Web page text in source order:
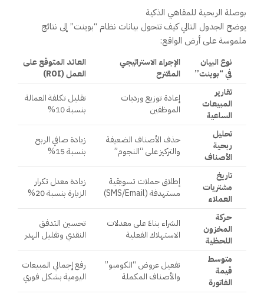
بوصلة الربحية للمقاهي الذكية
يوضح الجدول التالي كيف تتحول بيانات نظام “بوينت” إلى نتائج
ملموسة على أرض الواقع:
نوع البيان
في “بوينت”
الإجراء الاستراتيجي
المقترح
العائد المتوقع على
العمل (ROI)
تقارير
المبيعات
الساعية
إعادة توزيع ورديات
الموظفين
تقليل تكلفة العمالة
بنسبة 10%
تحليل
ربحية
الأصناف
حذف الأصناف الضعيفة
والتركيز على “النجوم”
زيادة صافي الربح
بنسبة 15%
تاريخ
مشتريات
العملاء
إطلاق حملات تسويقية
مستهدفة (SMS/Email)
زيادة معدل تكرار
الزيارة بنسبة 20%
حركة
المخزون
اللحظية
الشراء بناءً على معدلات
الاستهلاك الفعلية
تحسين التدفق
النقدي وتقليل الهدر
متوسط
قيمة
الفاتورة
تفعيل عروض “الكومبو”
والأصناف المكملة
رفع إجمالي المبيعات
اليومية بشكل فوري